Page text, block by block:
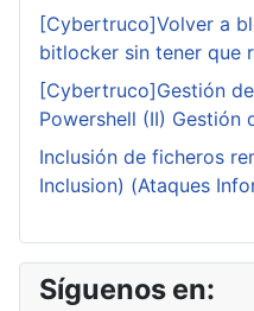
[Cybertruco]Volver a
bitlocker sin tener que
[Cybertruco]Gestión
Powershell (II) Gestión
Inclusión de ficheros
Inclusion) (Ataques
Síguenos en: